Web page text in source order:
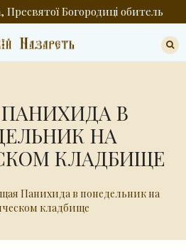
Богородиці обитель
В
НА
КЛАДБИЩЕ
Панихида в понедельник на
кладбище